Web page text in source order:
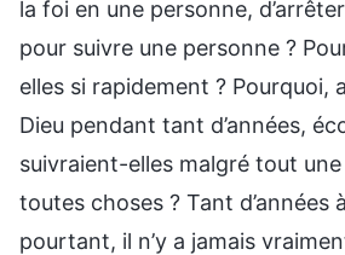
la foi en une personne,
pour suivre une personne ?
elles si rapidement ? Pourquoi,
Dieu pendant tant d’années,
suivraient-elles malgré tout
toutes choses ? Tant d’années
pourtant, il n’y a jamais